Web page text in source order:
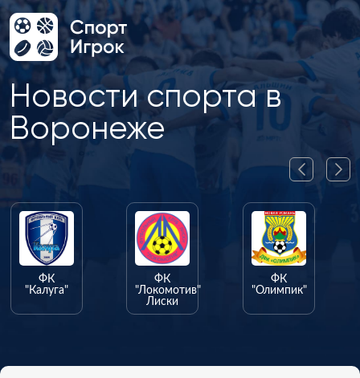
Новости спорта в
Воронеже
ФК
"Калуга"
ФК
"Локомотив"
Лиски
ФК
"Олимпик"